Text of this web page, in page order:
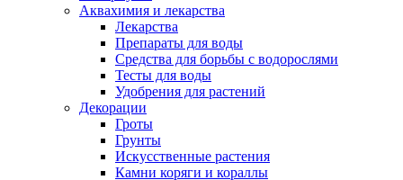
Аквахимия и лекарства
Лекарства
Препараты для воды
Средства для борьбы с водорослями
Тесты для воды
Удобрения для растений
Декорации
Гроты
Грунты
Искусственные растения
Камни коряги и кораллы